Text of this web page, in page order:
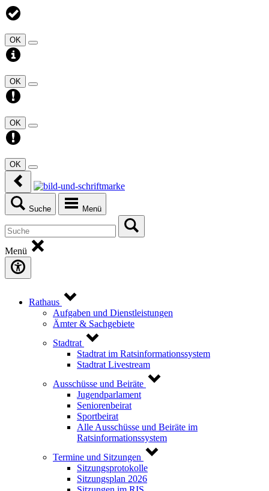
OK
OK
OK
OK
Suche Menü
Menü
Rathaus
Aufgaben und Dienstleistungen
Ämter & Sachgebiete
Stadtrat
Stadtrat im Ratsinformationssystem
Stadtrat Livestream
Ausschüsse und Beiräte
Jugendparlament
Seniorenbeirat
Sportbeirat
Alle Ausschüsse und Beiräte im
Ratsinformationssystem
Termine und Sitzungen
Sitzungsprotokolle
Sitzungsplan 2026